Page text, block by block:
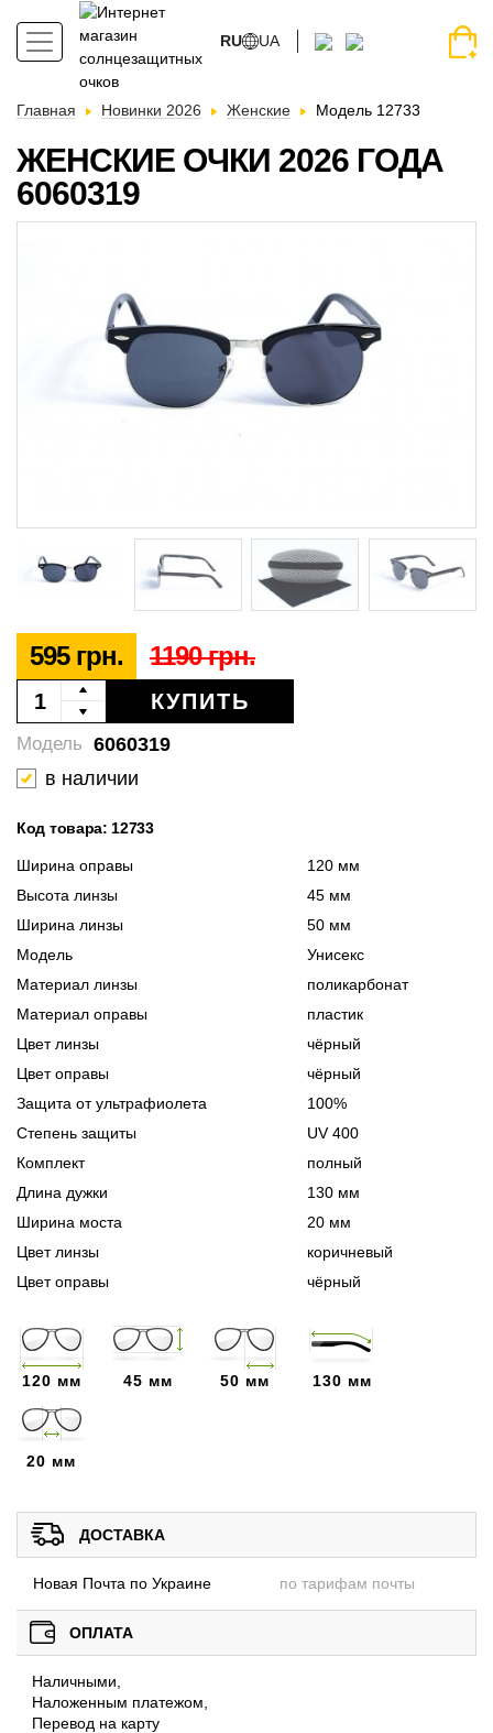
RU UA
Главная Новинки 2026 Женские Модель 12733
ЖЕНСКИЕ ОЧКИ 2026 ГОДА
6060319
595 грн. 1190 грн.
КУПИТЬ
6060319
Модель
в наличии
Код товара: 12733
Ширина оправы
120 мм
Высота линзы
45 мм
Ширина линзы
50 мм
Модель
Унисекс
Материал линзы
поликарбонат
Материал оправы
пластик
Цвет линзы
чёрный
Цвет оправы
чёрный
Защита от ультрафиолета
100%
Степень защиты
UV 400
Комплект
полный
Длина дужки
130 мм
Ширина моста
20 мм
Цвет линзы
коричневый
Цвет оправы
чёрный
120 мм 45 мм 50 мм 130 мм
20 мм
ДОСТАВКА
Новая Почта по Украине по тарифам почты
ОПЛАТА
Наличными,
Наложенным платежом,
Перевод на карту